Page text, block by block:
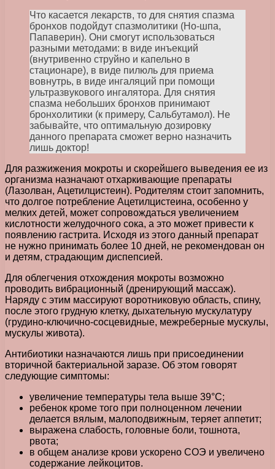
Что касается лекарств, то для снятия спазма
бронхов подойдут спазмолитики (Но-шпа,
Папаверин). Они смогут использоваться
разными методами: в виде инъекций
(внутривенно струйно и капельно в
стационаре), в виде пилюль для приема
вовнутрь, в виде ингаляций при помощи
ультразвукового ингалятора. Для снятия
спазма небольших бронхов принимают
бронхолитики (к примеру, Сальбутамол). Не
забывайте, что оптимальную дозировку
данного препарата сможет верно назначить
лишь доктор!
Для разжижения мокроты и скорейшего выведения ее из
организма назначают отхаркивающие препараты
(Лазолван, Ацетилцистеин). Родителям стоит запомнить,
что долгое потребление Ацетилцистеина, особенно у
мелких детей, может сопровождаться увеличением
кислотности желудочного сока, а это может привести к
появлению гастрита. Исходя из этого данный препарат
не нужно принимать более 10 дней, не рекомендован он
и детям, страдающим диспепсией.
Для облегчения отхождения мокроты возможно
проводить вибрационный (дренирующий массаж).
Наряду с этим массируют воротниковую область, спину,
после этого грудную клетку, дыхательную мускулатуру
(грудино-ключично-сосцевидные, межреберные мускулы,
мускулы живота).
Антибиотики назначаются лишь при присоединении
вторичной бактериальной заразе. Об этом говорят
следующие симптомы:
увеличение температуры тела выше 39°С;
ребенок кроме того при полноценном лечении
делается вялым, малоподвижным, теряет аппетит;
выражена слабость, головные боли, тошнота,
рвота;
в общем анализе крови ускорено СОЭ и увеличено
содержание лейкоцитов.